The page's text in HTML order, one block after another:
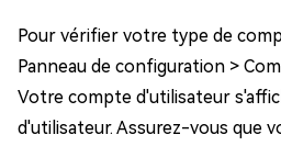
Pour vérifier votre type de
Panneau de configuration >
Votre compte d'utilisateur
d'utilisateur. Assurez-vous que